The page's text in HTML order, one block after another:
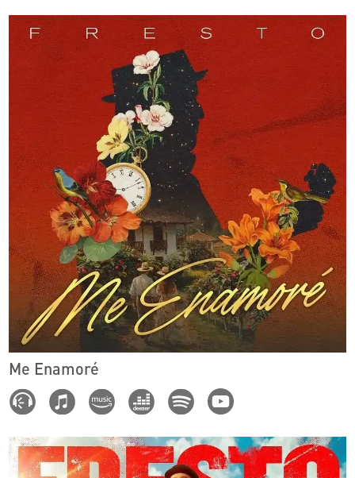
Me Enamoré